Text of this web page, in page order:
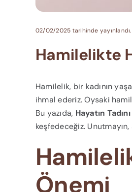
02/02/2025 tarihinde yayınlandı.
Hamilelikte
Hamilelik, bir kadının
ihmal ederiz. Oysaki
Bu yazıda, Hayatın
keşfedeceğiz.
Önemi